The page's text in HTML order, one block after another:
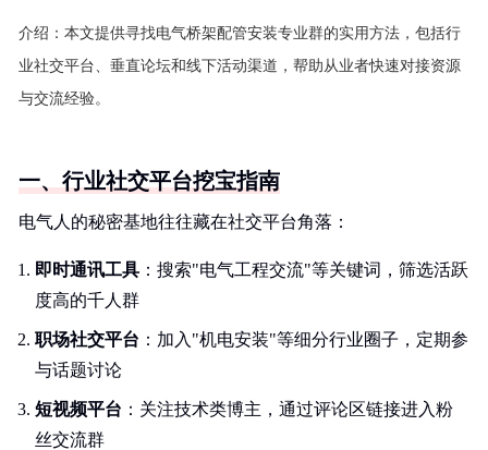
介绍： 本文提供寻找电气桥架配管安装专业群的实用方法，包括行
业社交平台、垂直论坛和线下活动渠道，帮助从业者快速对接资源
与交流经验。
一、行业社交平台挖宝指南
电气人的秘密基地往往藏在社交平台角落：
即时通讯工具 ：搜索"电气工程交流"等关键词，筛选活跃
度高的千人群
职场社交平台 ：加入"机电安装"等细分行业圈子，定期参
与话题讨论
短视频平台 ：关注技术类博主，通过评论区链接进入粉
丝交流群